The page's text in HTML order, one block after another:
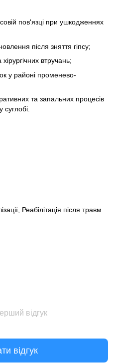
пов'язці при ушкодженнях
після зняття гіпсу;
втручань;
у районі променево-
та запальних процесів
Реабілітація після травм
відгук
відгук